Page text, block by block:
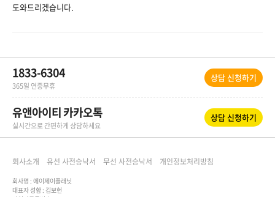
도와드리겠습니다.
1833-6304
365일 연중무휴
상담 신청하기
유앤아이티 카카오톡
실시간으로 간편하게 상담하세요
상담 신청하기
회사소개 유선 사전승낙서 무선 사전승낙서 개인정보처리방침
회사명 : 에이제이플래닛
대표자 성함 : 김보헌